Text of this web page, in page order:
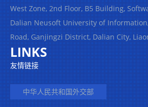
West Zone, 2nd Floor, B5 Building,
Dalian Neusoft University of
Road, Ganjingzi District, Dalian City,
LINKS
友情链接
中华人民共和国外交部